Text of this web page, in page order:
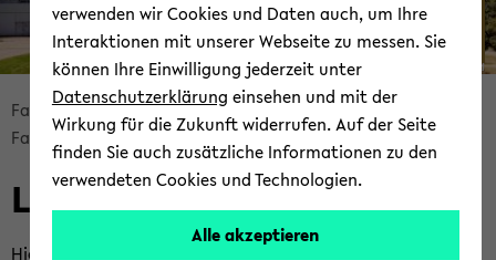
Bread­
crumb
sprin­
gen
und
Fa­kul­tät für Ma­the­ma­tik
Fa­kul­tät
Fach­schaft Wirt­schafts­ma­the­ma­tik
Links
© Uni­ver­si­tät Bie­le­feld
Links
Hier fin­det ihr ei­ni­ge Links, die euch viel­leicht in­ter­es­sie­ren
verwenden wir Cookies und Daten auch, um Ihre
Interaktionen mit unserer Webseite zu messen. Sie
können Ihre Einwilligung jederzeit unter
Datenschutzerklärung einsehen und mit der
Wirkung für die Zukunft widerrufen. Auf der Seite
finden Sie auch zusätzliche Informationen zu den
verwendeten Cookies und Technologien.
Alle akzeptieren